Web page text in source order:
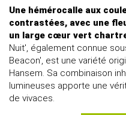
Une hémérocalle aux
contrastées, avec une
un large cœur vert
Nuit', également connue
Beacon', est une variété
Hansem. Sa combinaison
lumineuses apporte une
de vivaces.